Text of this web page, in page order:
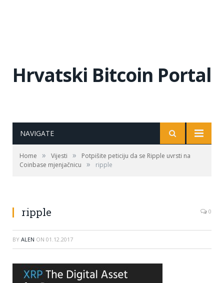
Hrvatski Bitcoin Portal
NAVIGATE
Home » Vijesti »
Potpišite peticiju da se Ripple uvrsti na
Coinbase mjenjačnicu
» ripple
ripple 0
BY ALEN ON 01.12.2017